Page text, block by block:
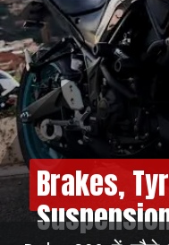
Brakes,